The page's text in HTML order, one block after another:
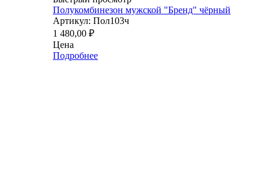
Полукомбинезон мужской "Бренд" чёрный
Артикул: Пол103ч
1 480,00 ₽
Цена
Подробнее